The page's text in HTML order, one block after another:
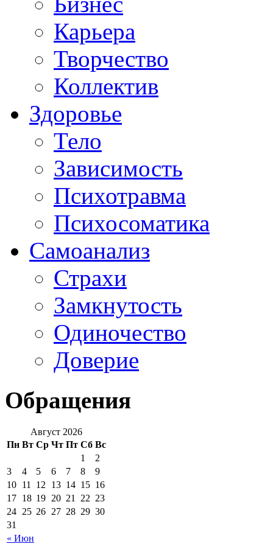
Карьера
Творчество
Коллектив
Здоровье
Тело
Зависимость
Психотравма
Психосоматика
Самоанализ
Страхи
Замкнутость
Одиночество
Доверие
Обращения
Август 2026
Пн Вт Ср Чт Пт Сб Вс
« Июн
1
2
3
4 5 6 7 8
9
10 11 12 13 14 15 16
17 18 19 20 21 22 23
24 25 26 27 28 29 30
31